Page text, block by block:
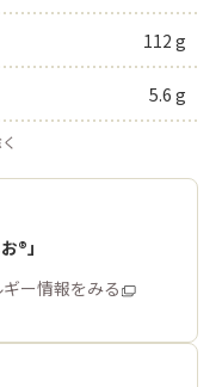
112 g
5.6 g
®」
ー情報をみる